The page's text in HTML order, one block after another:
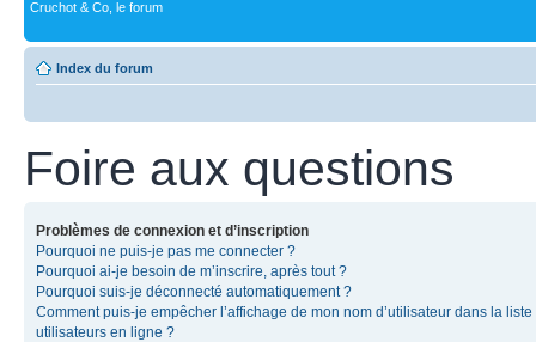
Cruchot & Co, le forum
Index du forum
Foire aux questions
Problèmes de connexion et d’inscription
Pourquoi ne puis-je pas me connecter ?
Pourquoi ai-je besoin de m’inscrire, après tout ?
Pourquoi suis-je déconnecté automatiquement ?
Comment puis-je empêcher l’affichage de mon nom d’utilisateur dans la liste
utilisateurs en ligne ?